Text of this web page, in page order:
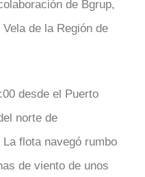
de Bgrup,
de la Región de
desde el Puerto
norte de
flota navegó rumbo
de viento de unos